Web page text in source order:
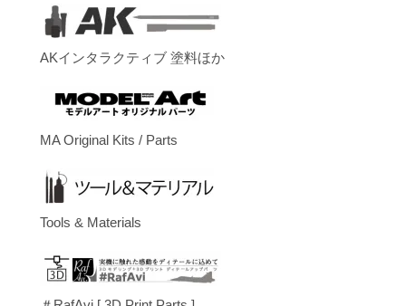
AKインタラクティブ 塗料ほか
MA Original Kits / Parts
Tools & Materials